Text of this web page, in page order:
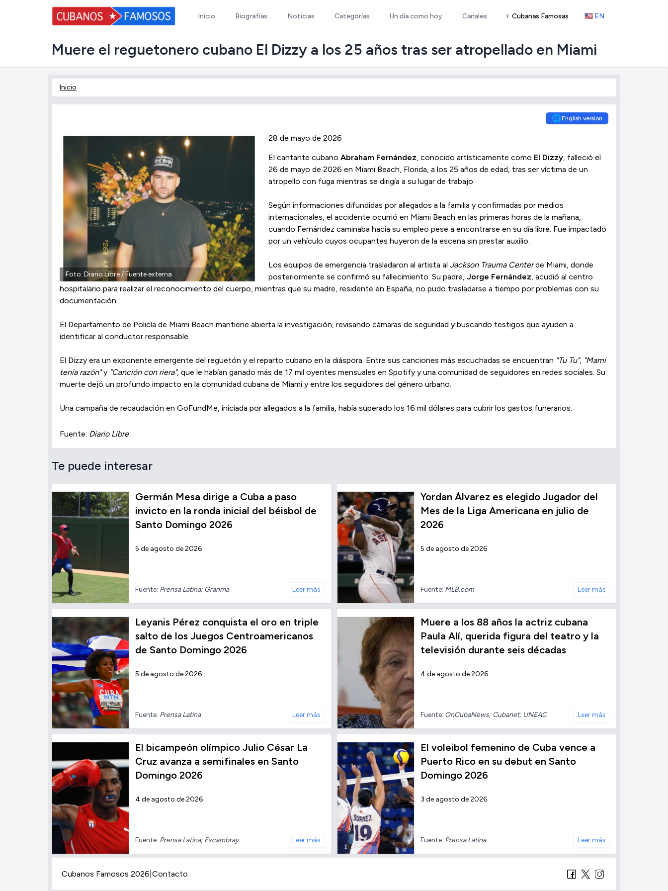
Inicio Biografías Noticias Categorías Un día como hoy Canales ♀ Cubanas Famosas 🇺🇸 EN
Muere el reguetonero cubano El Dizzy a los 25 años tras ser atropellado en Miami
Inicio
🌐English version
Foto: Diario Libre / Fuente externa
28 de mayo de 2026
El cantante cubano Abraham Fernández, conocido artísticamente como El Dizzy, falleció el
26 de mayo de 2026 en Miami Beach, Florida, a los 25 años de edad, tras ser víctima de un
atropello con fuga mientras se dirigía a su lugar de trabajo.
Según informaciones difundidas por allegados a la familia y confirmadas por medios
internacionales, el accidente ocurrió en Miami Beach en las primeras horas de la mañana,
cuando Fernández caminaba hacia su empleo pese a encontrarse en su día libre. Fue impactado
por un vehículo cuyos ocupantes huyeron de la escena sin prestar auxilio.
Los equipos de emergencia trasladaron al artista al Jackson Trauma Centerde Miami, donde
posteriormente se confirmó su fallecimiento. Su padre, Jorge Fernández, acudió al centro
hospitalario para realizar el reconocimiento del cuerpo, mientras que su madre, residente en España, no pudo trasladarse a tiempo por problemas con su
documentación.
El Departamento de Policía de Miami Beach mantiene abierta la investigación, revisando cámaras de seguridad y buscando testigos que ayuden a
identificar al conductor responsable.
El Dizzy era un exponente emergente del reguetón y el reparto cubano en la diáspora. Entre sus canciones más escuchadas se encuentran "Tu Tu", "Mami
tenía razón"y "Canción con riera", que le habían ganado más de 17 mil oyentes mensuales en Spotify y una comunidad de seguidores en redes sociales. Su
muerte dejó un profundo impacto en la comunidad cubana de Miami y entre los seguidores del género urbano.
Una campaña de recaudación en GoFundMe, iniciada por allegados a la familia, había superado los 16 mil dólares para cubrir los gastos funerarios.
Fuente: Diario Libre
Te puede interesar
Germán Mesa dirige a Cuba a paso
invicto en la ronda inicial del béisbol de
Santo Domingo 2026
5 de agosto de 2026
Fuente: Prensa Latina; Granma Leer más
Yordan Álvarez es elegido Jugador del
Mes de la Liga Americana en julio de
2026
5 de agosto de 2026
Fuente: MLB.com Leer más
Leyanis Pérez conquista el oro en triple
salto de los Juegos Centroamericanos
de Santo Domingo 2026
5 de agosto de 2026
Fuente: Prensa Latina Leer más
Muere a los 88 años la actriz cubana
Paula Alí, querida figura del teatro y la
televisión durante seis décadas
4 de agosto de 2026
Fuente: OnCubaNews; Cubanet; UNEAC Leer más
El bicampeón olímpico Julio César La
Cruz avanza a semifinales en Santo
Domingo 2026
4 de agosto de 2026
Fuente: Prensa Latina; Escambray Leer más
El voleibol femenino de Cuba vence a
Puerto Rico en su debut en Santo
Domingo 2026
3 de agosto de 2026
Fuente: Prensa Latina Leer más
Cubanos Famosos 2026 Contacto